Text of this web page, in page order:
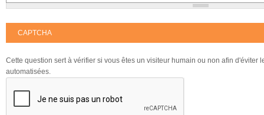
CAPTCHA
Cette question sert à vérifier si vous êtes un visiteur humain ou non afin d'éviter
automatisées.